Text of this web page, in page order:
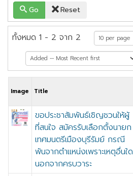
Go Reset
ทั้งหมด 1 - 2 จาก 2
Image Title
ขอประชาสัมพันธ์เชิญชวนให้ผู้
ที่สนใจ สมัครรับเลือกตั้งนายก
เทศมนตรีเมืองบุรีรัมย์ กรณี
พ้นจากตำแหน่งเพราะเหตุอื่นใด
นอกจากครบวาระ